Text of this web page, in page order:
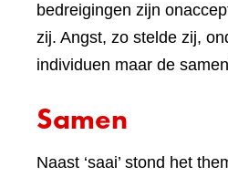
bedreigingen zijn
zij. Angst, zo stelde zij,
individuen maar de
Samen
Naast ‘saai’ stond het